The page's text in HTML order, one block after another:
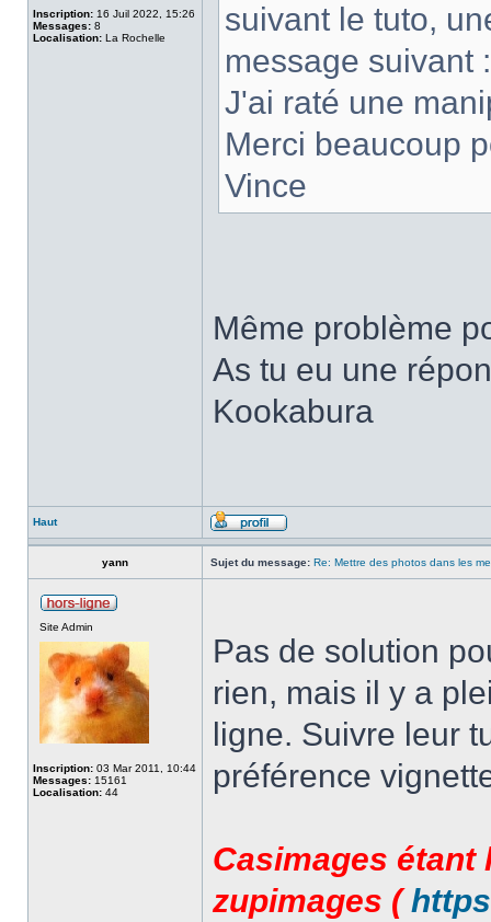
Inscription: 16 Juil 2022, 15:26
Messages: 8
Localisation: La Rochelle
suivant le tuto,
message suivant
J'ai raté une
Merci beaucoup
Vince
Même problème
As tu eu une
Kookabura
Haut
yann Sujet du message: Re: Mettre des photos dans les
Site Admin
Inscription: 03 Mar 2011, 10:44
Messages: 15161
Localisation: 44
Pas de solution
rien, mais il y a
ligne. Suivre leur
préférence
Casimages
zupimages (